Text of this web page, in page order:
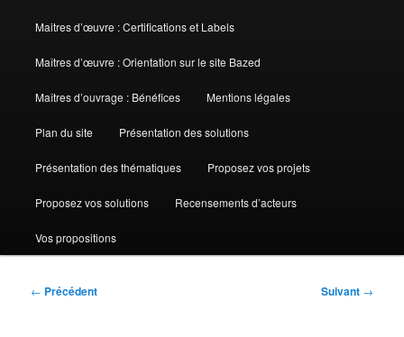
Maitres d’œuvre : Certifications et Labels
Maîtres d’œuvre : Orientation sur le site Bazed
Maîtres d’ouvrage : Bénéfices Mentions légales
Plan du site Présentation des solutions
Présentation des thématiques Proposez vos projets
Proposez vos solutions Recensements d’acteurs
Vos propositions
Navigation
← Précédent Suivant →